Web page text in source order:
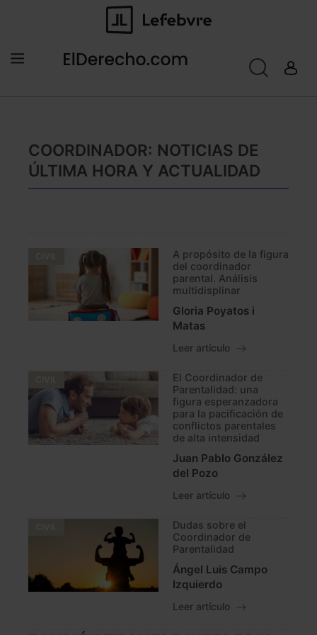
COORDINADOR: NOTICIAS DE
ÚLTIMA HORA Y ACTUALIDAD
A propósito de la figura
del coordinador
parental. Análisis
multidisplinar
Gloria Poyatos i
Matas
Leer artículo
El Coordinador de
Parentalidad: una
figura esperanzadora
para la pacificación de
conflictos parentales
de alta intensidad
Juan Pablo González
del Pozo
Leer artículo
Dudas sobre el
Coordinador de
Parentalidad
Ángel Luis Campo
Izquierdo
Leer artículo